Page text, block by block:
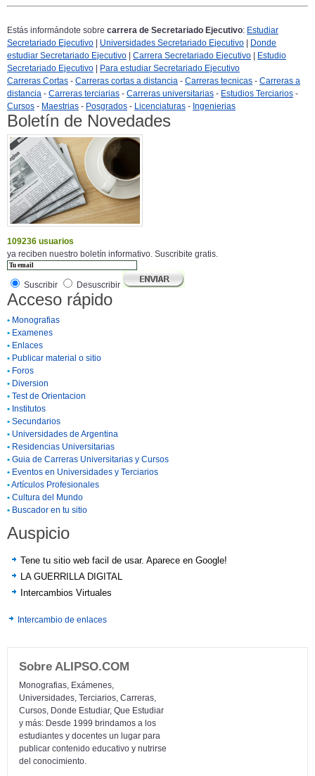
Estás informándote sobre carrera de Secretariado Ejecutivo: Estudiar
Secretariado Ejecutivo
Universidades Secretariado Ejecutivo
Donde
estudiar Secretariado Ejecutivo
Carrera Secretariado Ejecutivo
Estudio
Secretariado Ejecutivo
Para estudiar Secretariado Ejecutivo
Carreras Cortas - Carreras cortas a distancia - Carreras tecnicas - Carreras a
distancia - Carreras terciarias - Carreras universitarias - Estudios Terciarios -
Cursos - Maestrias - Posgrados - Licenciaturas - Ingenierias
Boletín de Novedades
109236 usuarios
ya reciben nuestro boletín informativo. Suscribite gratis.
Suscribir Desuscribir
Acceso rápido
• Monografias
• Examenes
• Enlaces
• Publicar material o sitio
• Foros
• Diversion
• Test de Orientacion
• Institutos
• Secundarios
• Universidades de Argentina
• Residencias Universitarias
• Guia de Carreras Universitarias y Cursos
• Eventos en Universidades y Terciarios
•Artículos Profesionales
• Cultura del Mundo
• Buscador en tu sitio
Auspicio
Tene tu sitio web facil de usar. Aparece en Google!
LA GUERRILLA DIGITAL
Intercambios Virtuales
Intercambio de enlaces
Sobre ALIPSO.COM
Monografias, Exámenes,
Universidades, Terciarios, Carreras,
Cursos, Donde Estudiar, Que Estudiar
y más: Desde 1999 brindamos a los
estudiantes y docentes un lugar para
publicar contenido educativo y nutrirse
del conocimiento.